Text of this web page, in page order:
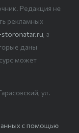
Редакция не
рекламных
, а
даны
может
ул.
с помощью